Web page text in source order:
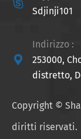

Sdjinji101

Indirizzo :
253000,
distretto,
Copyright ©
diritti riservati.